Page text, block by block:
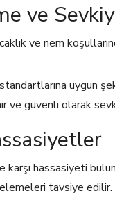
ve
ve nem
uygun
ve güvenli olarak
karşı hassasiyeti
tavsiye edilir.